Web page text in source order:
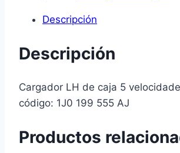
Descripción
Descripción
Cargador LH de caja 5
código: 1J0 199 555 AJ
Productos